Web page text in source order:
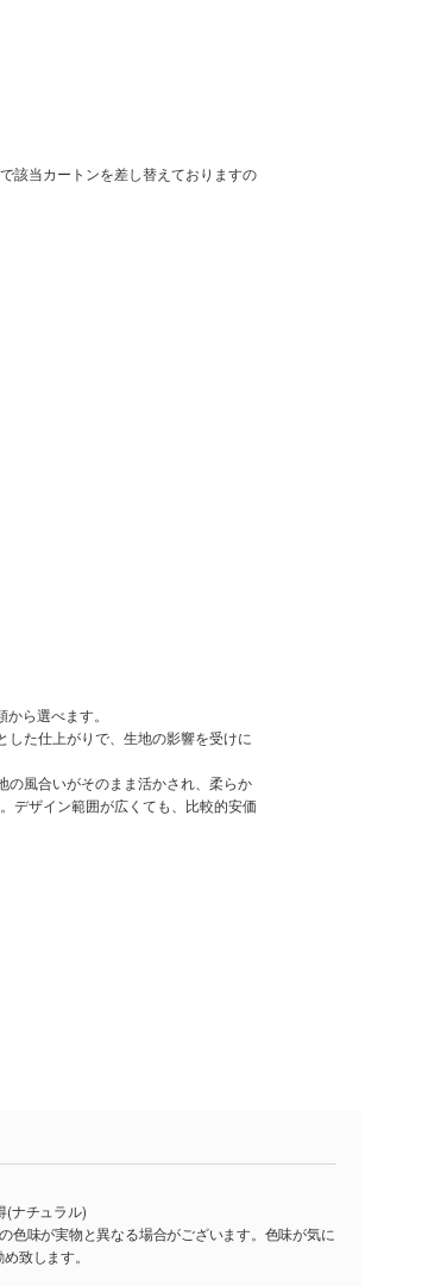
該当カートンを差し替えておりますの
ら選べます。
した仕上がりで、生地の影響を受けに
の風合いがそのまま活かされ、柔らか
デザイン範囲が広くても、比較的安価
(ナチュラル)
色味が実物と異なる場合がございます。色味が気に
致します。